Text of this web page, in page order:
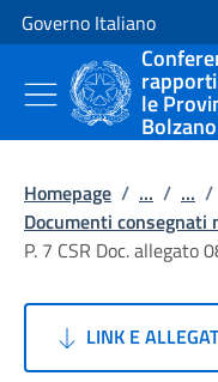
Vai al contenuto
Vai alla navigazione del sito
Governo Italiano
le
Bolzano
Homepage / ... / ... /
Documenti
P. 7 CSR Doc. allegato
LINK E